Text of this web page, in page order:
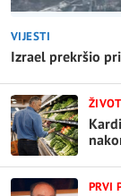
VIJESTI
Izrael prekršio
PRVI